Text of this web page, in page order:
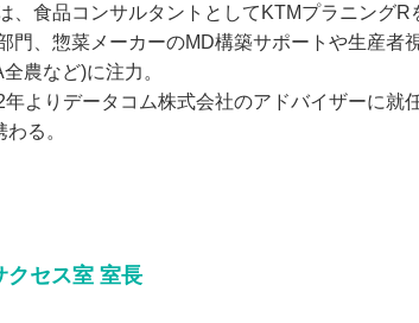
、食品コンサルタントとしてKTMプラニングR
門、惣菜メーカーのMD構築サポートや生産者
全農など)に注力。
年よりデータコム株式会社のアドバイザーに就
る。
セス室 室長